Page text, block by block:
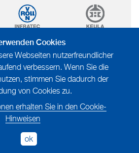
Cookies
Webseiten nutzerfreundlicher
verbessern. Wenn Sie die
stimmen Sie dadurch der
von Cookies zu.
erhalten Sie in den Cookie-
Hinweisen
ok